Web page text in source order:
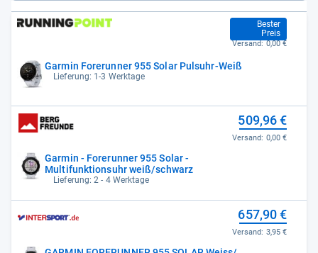
Garmin Forerunner 955 Solar Pulsuhr-Weiß
Lieferung: 1-3 Werktage
Bester
Preis
509,95 €
Versand: 0,00 €
Garmin - Forerunner 955 Solar -
Multifunktionsuhr weiß/schwarz
Lieferung: 2 - 4 Werktage
509,96 €
Versand: 0,00 €
657,90 €
Versand: 3,95 €